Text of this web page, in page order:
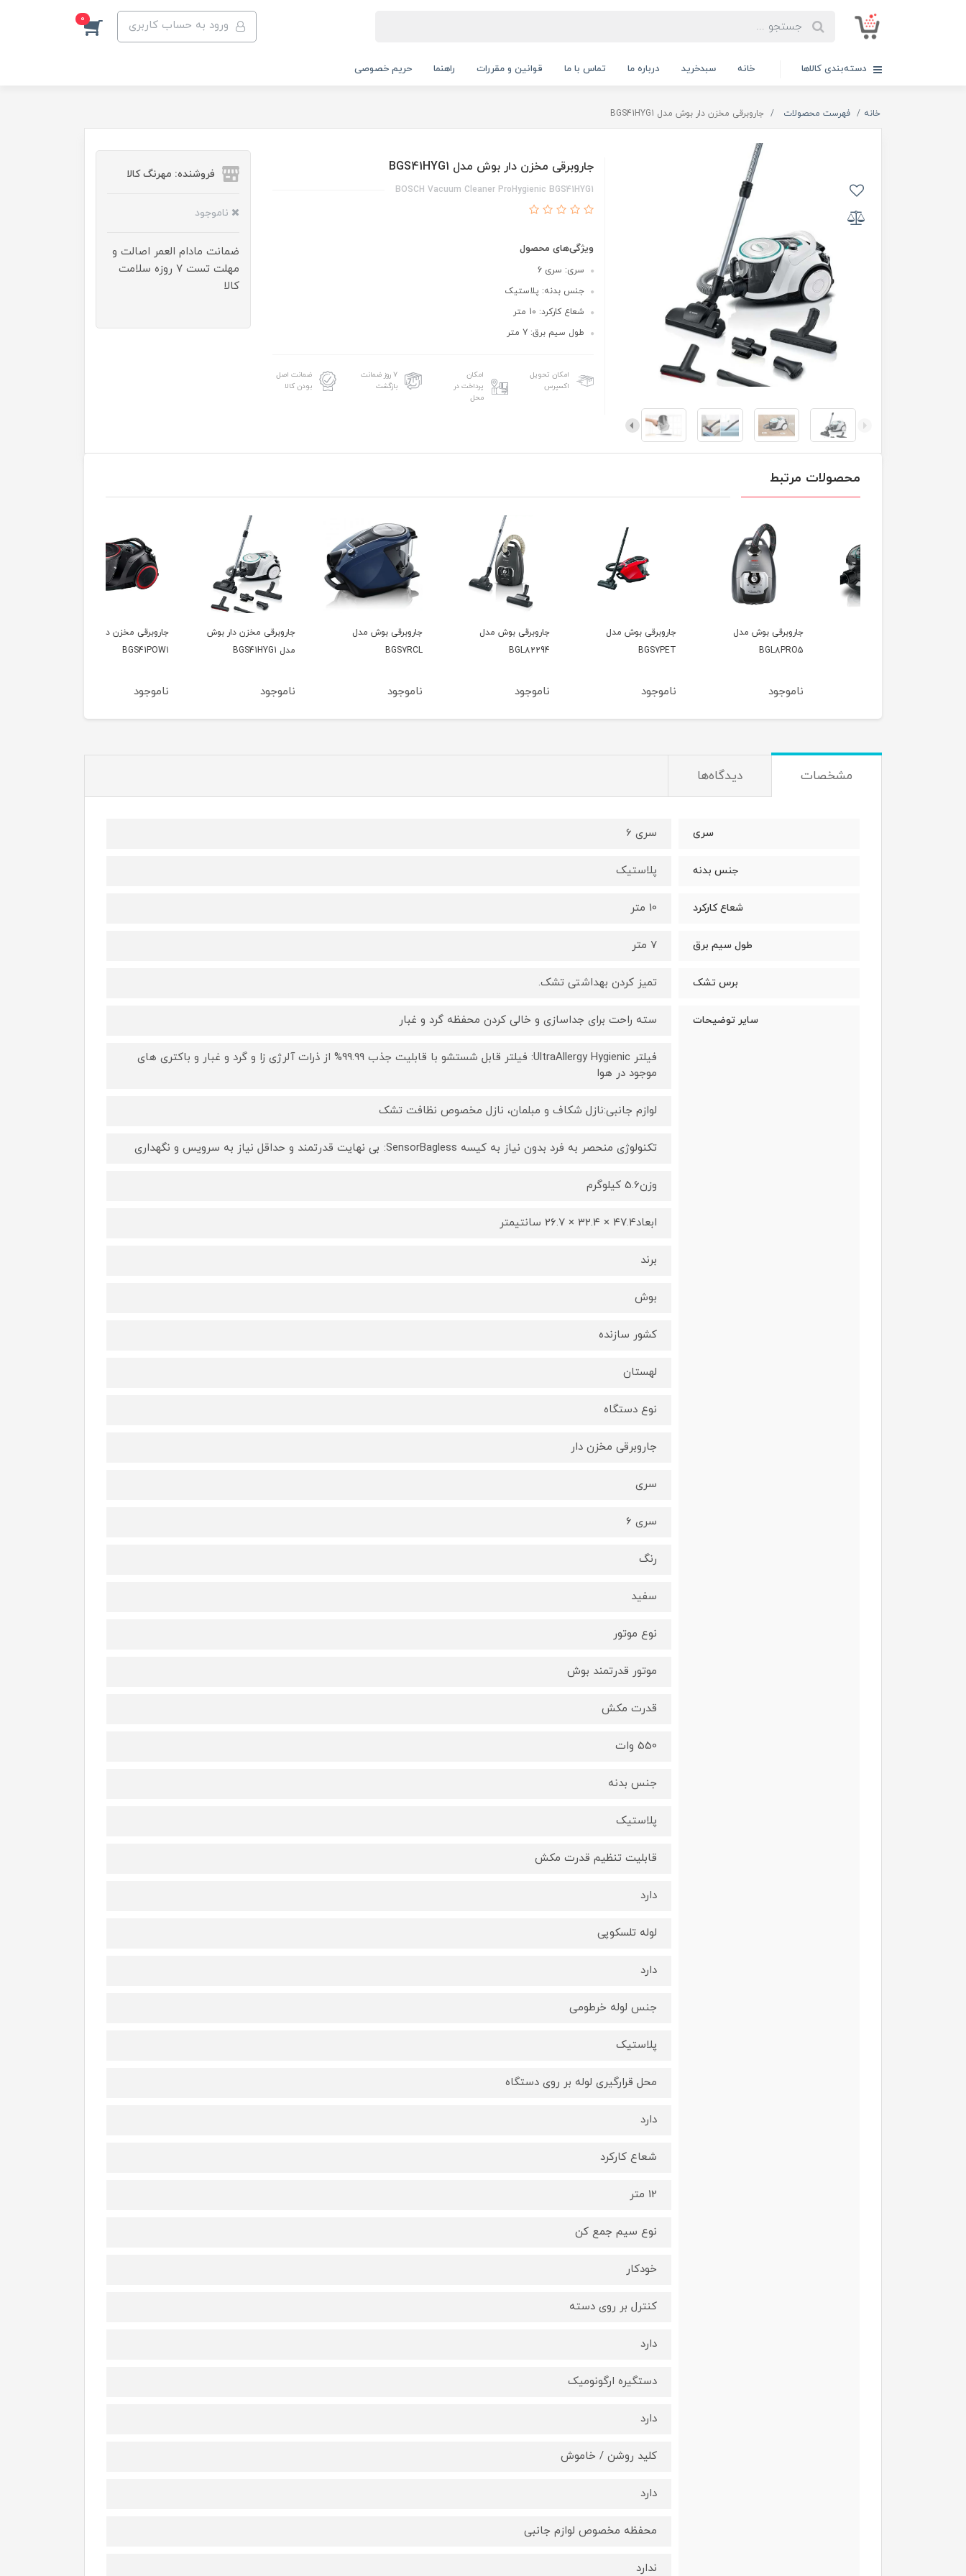
ورود به حساب کاربری 0
دسته‌بندی کالاها خانه سبدخرید درباره ما تماس با ما قوانین و مقررات راهنما حریم خصوصی
خانه فهرست محصولات جاروبرقی مخزن دار بوش مدل BGS41HYG1
جاروبرقی مخزن دار بوش مدل BGS41HYG1
BOSCH Vacuum Cleaner ProHygienic BGS41HYG1
ویژگی‌های محصول
سری: سری 6
جنس بدنه: پلاستیک
شعاع کارکرد: 10 متر
طول سیم برق: 7 متر
امکان تحویل
اکسپرس
امکان
پرداخت در
محل
۷ روز ضمانت
بازگشت
ضمانت اصل
بودن کالا
فروشنده: مهرنگ کالا
ناموجود
ضمانت مادام العمر اصالت و
مهلت تست ۷ روزه سلامت
کالا
محصولات مرتبط
جاروبرقی بوش مدل
جاروبرقی بوش مدل
جاروبرقی بوش مدل
جاروبرقی بوش مدل
جاروبرقی مخزن دار بوش
جاروبرقی مخزن دار
مشخصات دیدگاه‌ها
سری سری 6
جنس بدنه پلاستیک
شعاع کارکرد 10 متر
طول سیم برق 7 متر
برس تشک تمیز کردن بهداشتی تشک.
سایر توضیحات سته راحت برای جداسازی و خالی کردن محفظه گرد و غبار
فیلتر UltraAllergy Hygienic: فیلتر قابل شستشو با قابلیت جذب 99.99% از ذرات آلرژی زا و گرد و غبار و باکتری های
موجود در هوا
لوازم جانبی:نازل شکاف و مبلمان، نازل مخصوص نظافت تشک
تکنولوژی منحصر به فرد بدون نیاز به کیسه SensorBagless: بی نهایت قدرتمند و حداقل نیاز به سرویس و نگهداری
وزن5.6 کیلوگرم
ابعاد47.4 × 32.4 × 26.7 سانتیمتر
برند
بوش
کشور سازنده
لهستان
نوع دستگاه
جاروبرقی مخزن دار
سری
سری 6
رنگ
سفید
نوع موتور
موتور قدرتمند بوش
قدرت مکش
550 وات
جنس بدنه
پلاستیک
قابلیت تنظیم قدرت مکش
دارد
لوله تلسکوپی
دارد
جنس لوله خرطومی
پلاستیک
محل قرارگیری لوله بر روی دستگاه
دارد
شعاع کارکرد
12 متر
نوع سیم جمع کن
خودکار
کنترل بر روی دسته
دارد
دستگیره ارگونومیک
دارد
کلید روشن / خاموش
دارد
محفظه مخصوص لوازم جانبی
ندارد